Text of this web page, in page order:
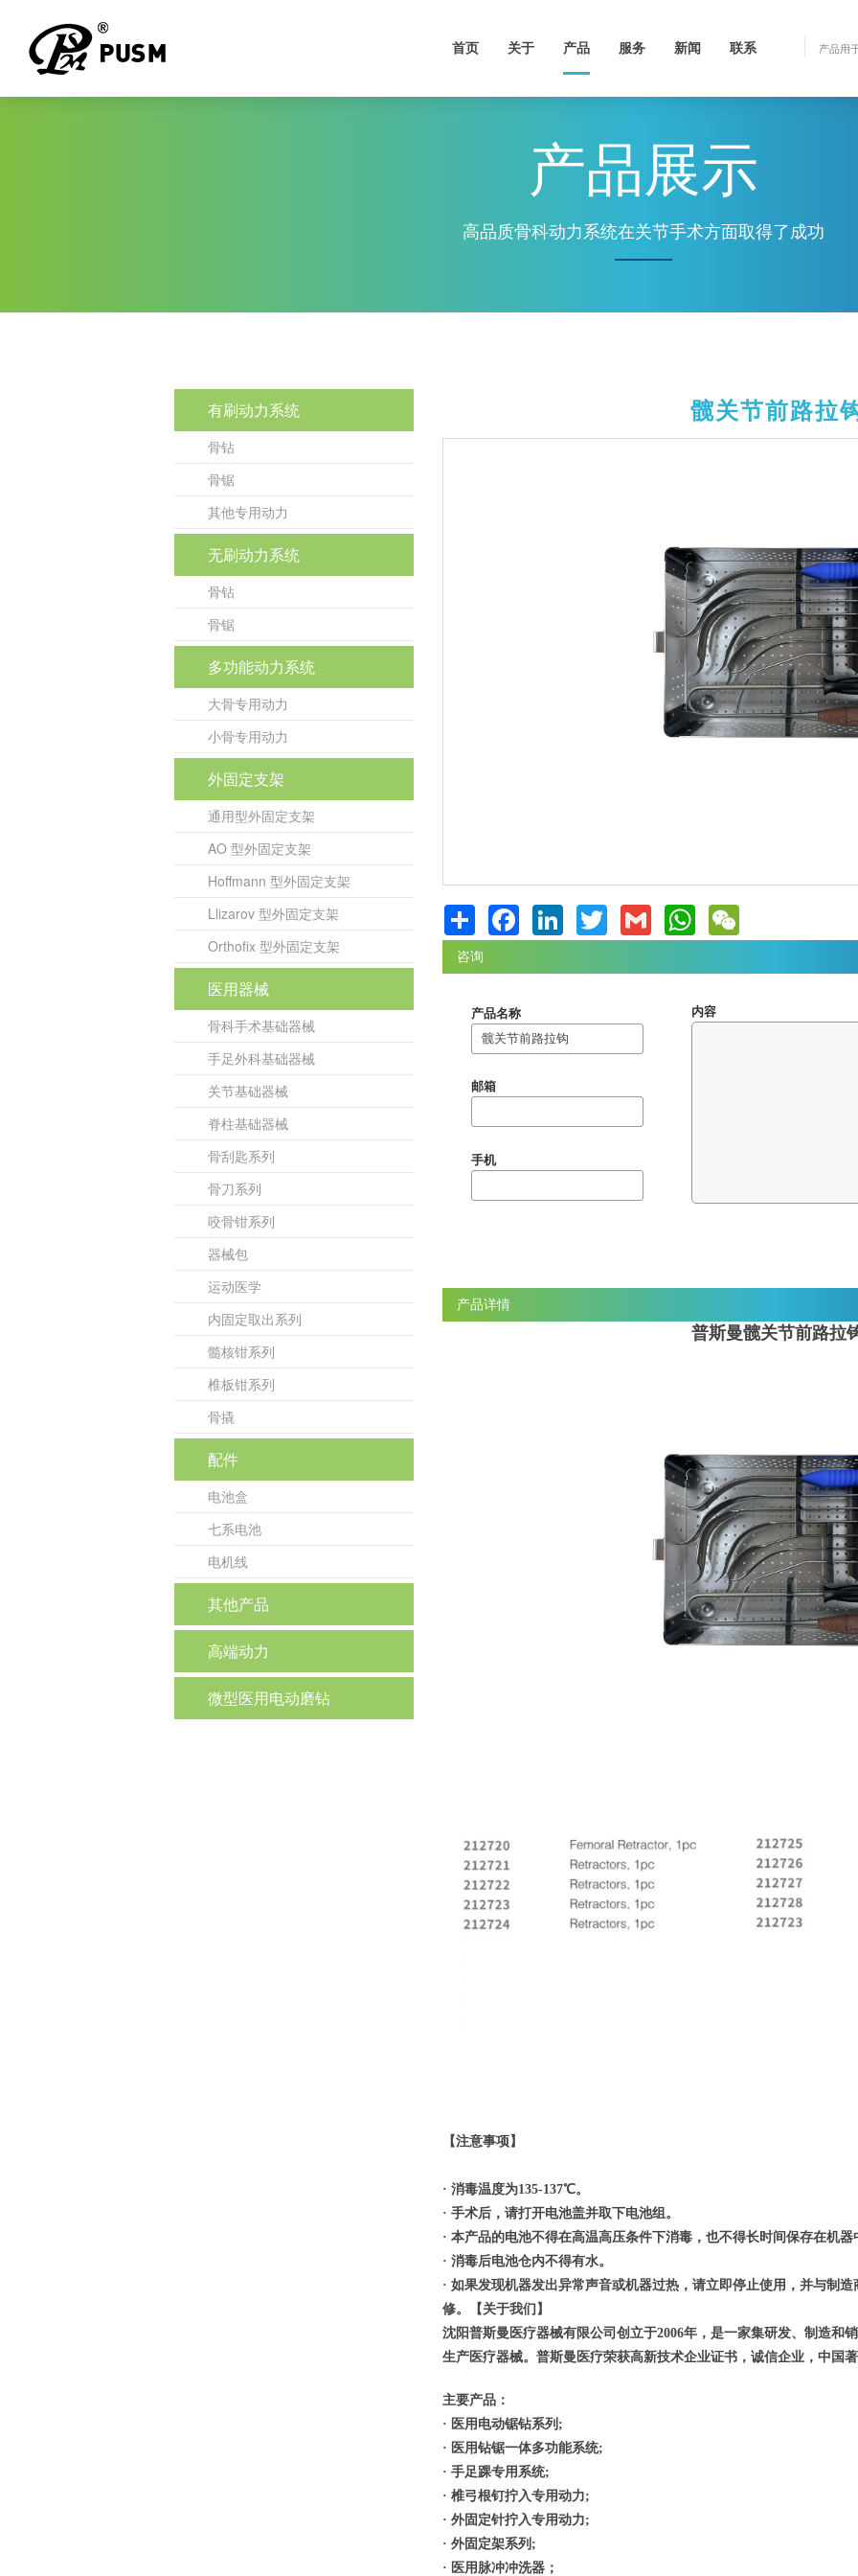
首页 关于 产品 服务 新闻 联系
产品展示
高品质骨科动力系统在关节手术方面取得了成功
有刷动力系统
骨钻
骨锯
其他专用动力
无刷动力系统
骨钻
骨锯
多功能动力系统
大骨专用动力
小骨专用动力
外固定支架
通用型外固定支架
AO 型外固定支架
Hoffmann 型外固定支架
Llizarov 型外固定支架
Orthofix 型外固定支架
医用器械
骨科手术基础器械
手足外科基础器械
关节基础器械
脊柱基础器械
骨刮匙系列
骨刀系列
咬骨钳系列
器械包
运动医学
内固定取出系列
髓核钳系列
椎板钳系列
骨撬
配件
电池盒
七系电池
电机线
其他产品
高端动力
微型医用电动磨钻
髋关节前路拉
Share Facebook LinkedIn Twitter Gmail WhatsApp
咨询
产品名称 内容
邮箱
手机
产品详情
普斯曼髋关节前路拉
【注意事项】
· 消毒温度为135-137℃。
· 手术后，请打开电池盖并取下电池组。
· 本产品的电池不得在高温高压条件下消毒，也不得长时间保存在机器
· 消毒后电池仓内不得有水。
· 如果发现机器发出异常声音或机器过热，请立即停止使用，并与制
修。【关于我们】
沈阳普斯曼医疗器械有限公司创立于2006年，是一家集研发、制造和
生产医疗器械。普斯曼医疗荣获高新技术企业证书，诚信企业，中国
主要产品：
· 医用电动锯钻系列;
· 医用钻锯一体多功能系统;
· 手足踝专用系统;
· 椎弓根钉拧入专用动力;
· 外固定针拧入专用动力;
· 外固定架系列;
· 医用脉冲冲洗器；